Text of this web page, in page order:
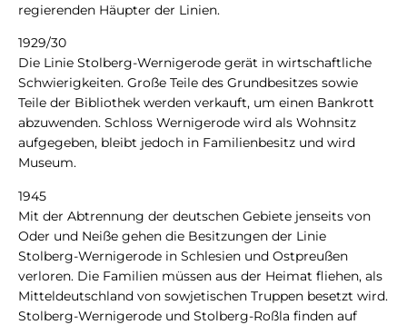
regierenden Häupter der Linien.
1929/30
Die Linie Stolberg-Wernigerode gerät in wirtschaftliche
Schwierigkeiten. Große Teile des Grundbesitzes sowie
Teile der Bibliothek werden verkauft, um einen Bankrott
abzuwenden. Schloss Wernigerode wird als Wohnsitz
aufgegeben, bleibt jedoch in Familienbesitz und wird
Museum.
1945
Mit der Abtrennung der deutschen Gebiete jenseits von
Oder und Neiße gehen die Besitzungen der Linie
Stolberg-Wernigerode in Schlesien und Ostpreußen
verloren. Die Familien müssen aus der Heimat fliehen, als
Mitteldeutschland von sowjetischen Truppen besetzt wird.
Stolberg-Wernigerode und Stolberg-Roßla finden auf